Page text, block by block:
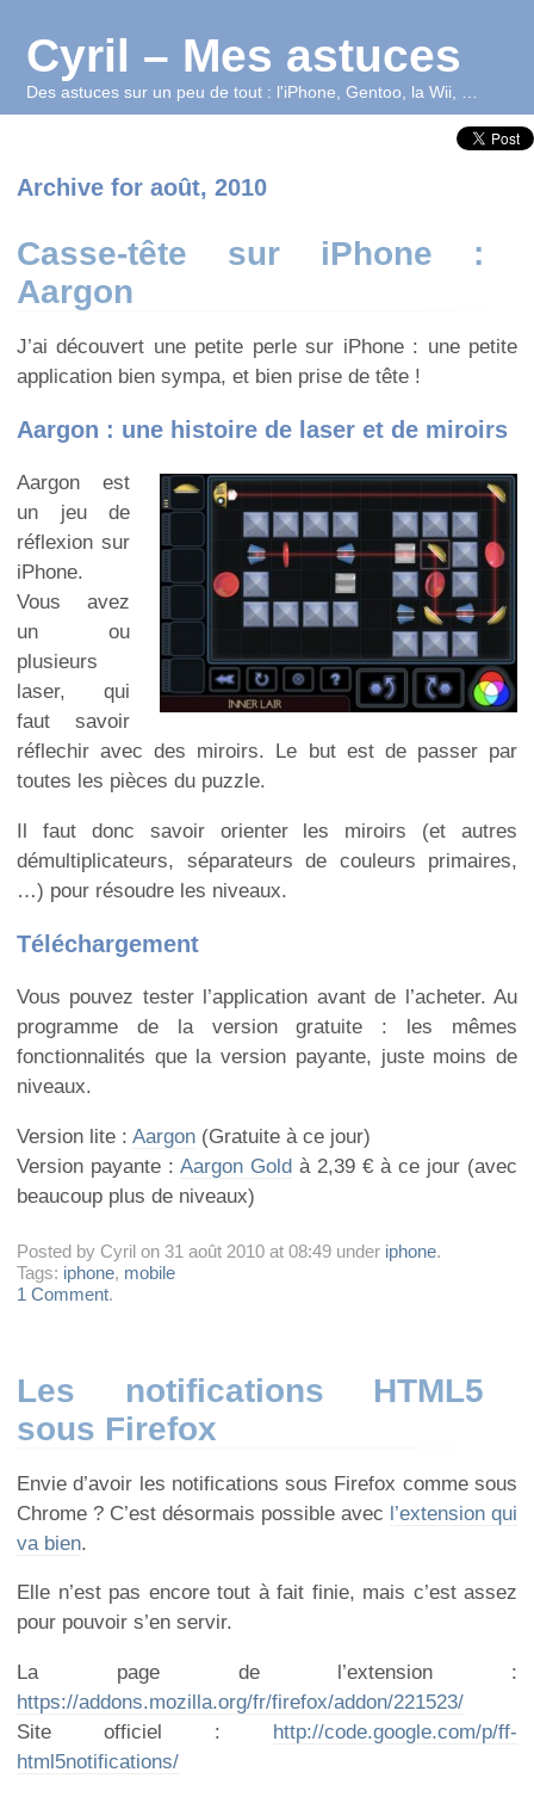
Cyril – Mes astuces
Des astuces sur un peu de tout : l'iPhone, Gentoo, la Wii, …
Archive for août, 2010
Casse-tête sur iPhone :
Aargon
J’ai découvert une petite perle sur iPhone : une petite
application bien sympa, et bien prise de tête !
Aargon : une histoire de laser et de miroirs
Aargon est
un jeu de
réflexion sur
iPhone.
Vous avez
un ou
plusieurs
laser, qui
faut savoir
réflechir avec des miroirs. Le but est de passer par
toutes les pièces du puzzle.
Il faut donc savoir orienter les miroirs (et autres
démultiplicateurs, séparateurs de couleurs primaires,
…) pour résoudre les niveaux.
Téléchargement
Vous pouvez tester l’application avant de l’acheter. Au
programme de la version gratuite : les mêmes
fonctionnalités que la version payante, juste moins de
niveaux.
Version lite : Aargon (Gratuite à ce jour)
Version payante : Aargon Gold à 2,39 € à ce jour (avec
beaucoup plus de niveaux)
Posted by Cyril on 31 août 2010 at 08:49 under iphone.
Tags: iphone, mobile
1 Comment.
Les notifications HTML5
sous Firefox
Envie d’avoir les notifications sous Firefox comme sous
Chrome ? C’est désormais possible avec l’extension qui
va bien.
Elle n’est pas encore tout à fait finie, mais c’est assez
pour pouvoir s’en servir.
La page de l’extension :
https://addons.mozilla.org/fr/firefox/addon/221523/
Site officiel :
http://code.google.com/p/ff-
html5notifications/